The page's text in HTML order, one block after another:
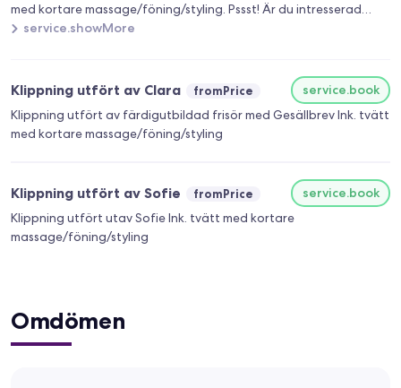
med kortare massage/föning/styling. Pssst! Är du intresserad
utav att sätta i extensions? Nämn det för Jossan när ni ses så
service.showMore
Klippning utfört av Clara fromPrice
service.book
Klippning utfört av färdigutbildad frisör med Gesällbrev Ink. tvätt
med kortare massage/föning/styling
Klippning utfört av Sofie fromPrice
service.book
Klippning utfört utav Sofie Ink. tvätt med kortare
massage/föning/styling
Omdömen